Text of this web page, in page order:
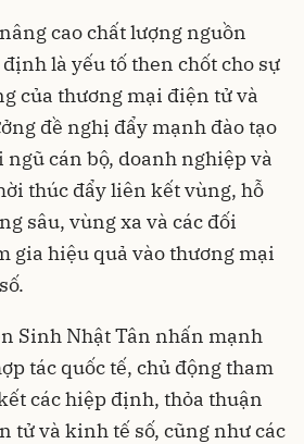
cao chất lượng nguồn
là yếu tố then chốt cho sự
của thương mại điện tử và
đề nghị đẩy mạnh đào tạo
ngũ cán bộ, doanh nghiệp và
thúc đẩy liên kết vùng, hỗ
sâu, vùng xa và các đối
gia hiệu quả vào thương mại
Sinh Nhật Tân nhấn mạnh
tác quốc tế, chủ động tham
các hiệp định, thỏa thuận
tử và kinh tế số, cũng như các